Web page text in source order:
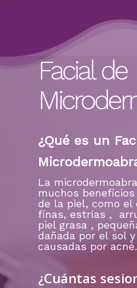
Facial de
¿Qué es un
La
muchos
de la piel, como el
finas, estrías ,
piel grasa ,
dañada por el sol
causadas por acné.
¿Cuántas